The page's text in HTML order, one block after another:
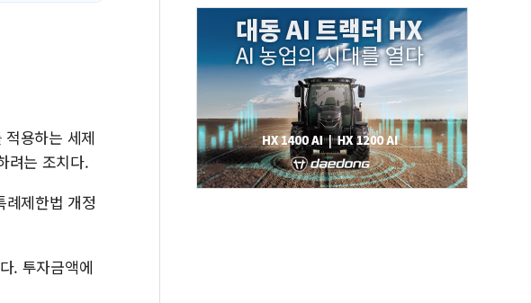
용하는 세제
려는 조치다.
제한법 개정
. 투자금액에